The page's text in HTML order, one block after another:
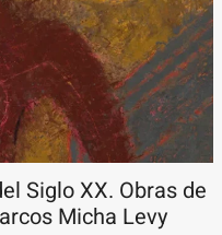
Siglo XX. Obras de
Micha Levy